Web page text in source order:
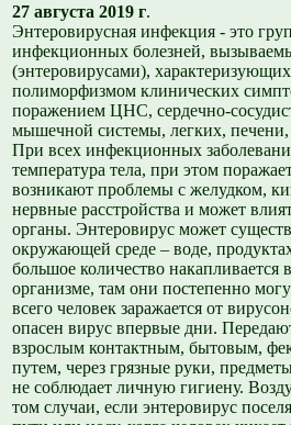
27 августа 2019 г.
Энтеровирусная инфекция - это
инфекционных болезней,
(энтеровирусами),
полиморфизмом клинических
поражением ЦНС, сердечно-
мышечной системы, легких, печени,
При всех инфекционных
температура тела, при этом
возникают проблемы с желудком,
нервные расстройства и может
органы. Энтеровирус может
окружающей среде – воде,
большое количество накапливается
организме, там они постепенно
всего человек заражается от
опасен вирус впервые дни.
взрослым контактным, бытовым,
путем, через грязные руки,
не соблюдает личную гигиену.
том случаи, если энтеровирус